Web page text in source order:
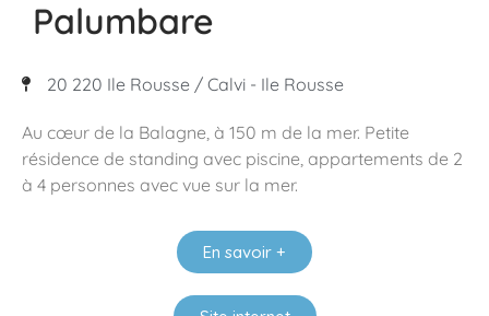
Palumbare
20 220 Ile Rousse / Calvi - Ile Rousse
Au cœur de la Balagne, à 150 m de la mer. Petite
résidence de standing avec piscine, appartements de 2
à 4 personnes avec vue sur la mer.
En savoir +